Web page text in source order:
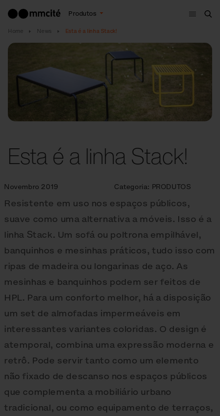
Produtos
Menu
Home News Esta é a linha Stack!
Esta é a linha Stack!
Novembro 2019 Categoria: PRODUTOS
Resistente em uso nos espaços públicos,
suave como uma alternativa a móveis. Isso é a
linha Stack. Um sofá ou poltrona empilhável,
banquinhos e mesinhas práticos, tudo isso com
ripas de madeira ou longarinas de aço. As
mesinhas e banquinhos podem ser feitos de
HPL. Para um conforto melhor, há a disposição
um set de almofadas impermeáveis em
interessantes variantes coloridas. O design é
atemporal, combina uma expressão moderna e
retrô. Pode servir tanto como um elemento
não fixado de descanso nos espaços públicos
que complementa a mobiliário urbano
tradicional, ou como equipamento de terraços,